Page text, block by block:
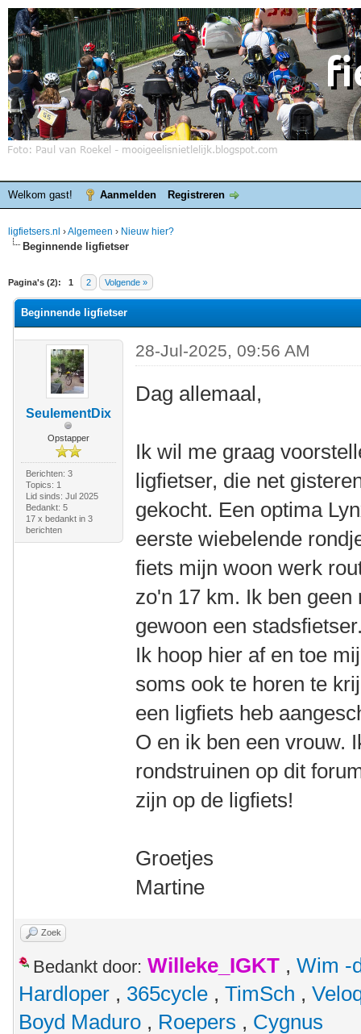
Welkom gast! Aanmelden Registreren
ligfietsers.nl ›Algemeen › Nieuw hier?
Beginnende ligfietser
Pagina's (2): 1 2 Volgende »
waardering is 0
Beginnende ligfietser
SeulementDix
Opstapper
Berichten: 3
Topics: 1
Lid sinds: Jul 2025
Bedankt: 5
17 x bedankt in 3
berichten
28-Jul-2025, 09:56 AM
Dag allemaal,
Ik wil me graag
ligfietser, die net
gekocht. Een optima
eerste wiebelende
fiets mijn woon werk
zo'n 17 km. Ik ben
gewoon een
Ik hoop hier af en toe
soms ook te horen te
een ligfiets heb
O en ik ben een vrouw.
rondstruinen op dit
zijn op de ligfiets!
Groetjes
Martine
Zoek
Bedankt door: Willeke_IGKT , Wim -
Hardloper , 365cycle , TimSch ,
Boyd Maduro , Roepers , Cygnus